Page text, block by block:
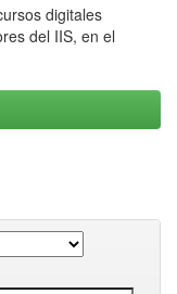
digitales
del IIS, en el